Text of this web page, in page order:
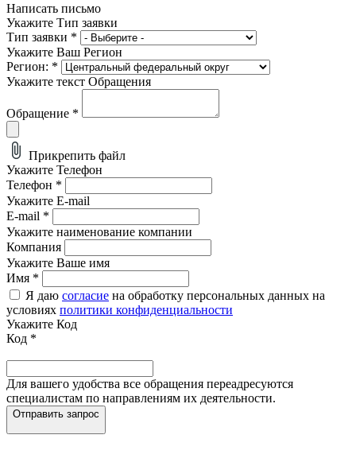
Написать письмо
Укажите Тип заявки
Тип заявки *
Укажите Ваш Регион
Регион: *
Укажите текст Обращения
Обращение *
Прикрепить файл
Укажите Телефон
Телефон *
Укажите E-mail
E-mail *
Укажите наименование компании
Компания
Укажите Ваше имя
Имя *
Я даю согласие на обработку персональных данных на
условиях политики конфиденциальности
Укажите Код
Код *
Для вашего удобства все обращения переадресуются
специалистам по направлениям их деятельности.
Отправить запрос